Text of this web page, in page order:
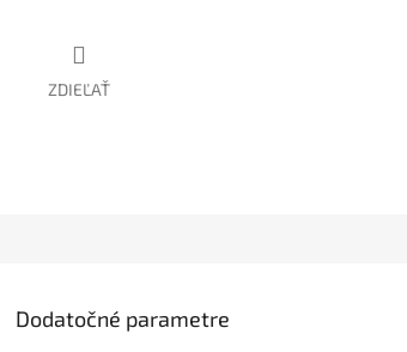
ZDIEĽAŤ
Dodatočné parametre